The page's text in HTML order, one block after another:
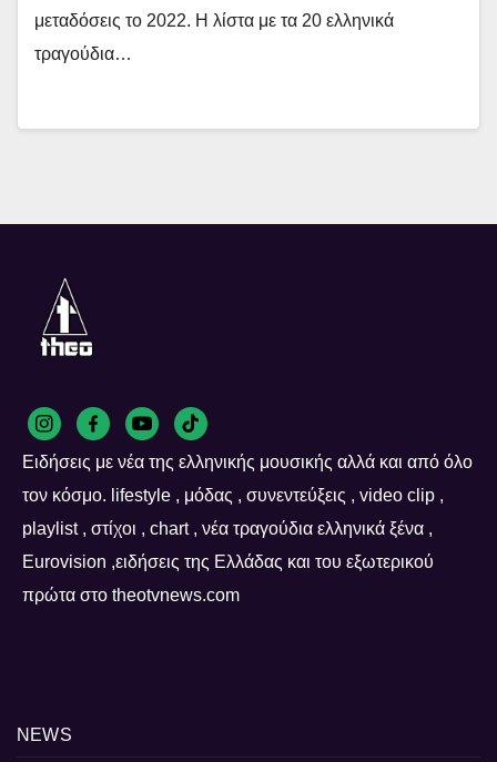
μεταδόσεις το 2022. Η λίστα με τα 20 ελληνικά
τραγούδια…
Ειδήσεις με νέα της ελληνικής μουσικής αλλά και από όλο
τον κόσμο. lifestyle , μόδας , συνεντεύξεις , video clip ,
playlist , στίχοι , chart , νέα τραγούδια ελληνικά ξένα ,
Eurovision ,ειδήσεις της Ελλάδας και του εξωτερικού
πρώτα στο theotvnews.com
NEWS